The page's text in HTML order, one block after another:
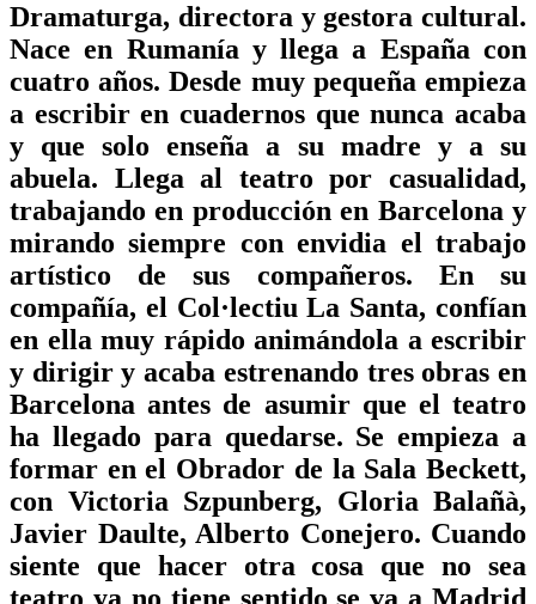
Dramaturga, directora y gestora cultural.
Nace en Rumanía y llega a España con
cuatro años. Desde muy pequeña empieza
a escribir en cuadernos que nunca acaba
y que solo enseña a su madre y a su
abuela. Llega al teatro por casualidad,
trabajando en producción en Barcelona y
mirando siempre con envidia el trabajo
artístico de sus compañeros. En su
compañía, el Col·lectiu La Santa, confían
en ella muy rápido animándola a escribir
y dirigir y acaba estrenando tres obras en
Barcelona antes de asumir que el teatro
ha llegado para quedarse. Se empieza a
formar en el Obrador de la Sala Beckett,
con Victoria Szpunberg, Gloria Balañà,
Javier Daulte, Alberto Conejero. Cuando
siente que hacer otra cosa que no sea